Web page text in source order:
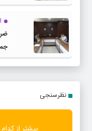
نظرسنجی
بیشتر از